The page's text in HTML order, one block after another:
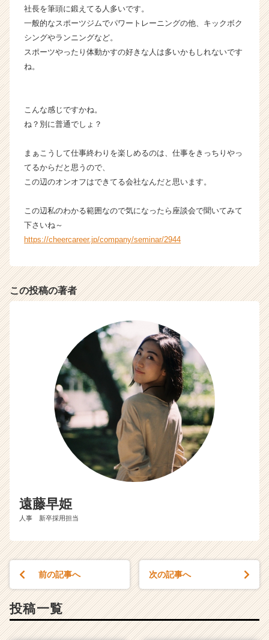
社長を筆頭に鍛えてる人多いです。
一般的なスポーツジムでパワートレーニングの他、キックボク
シングやランニングなど。
スポーツやったり体動かすの好きな人は多いかもしれないです
ね。
こんな感じですかね。
ね？別に普通でしょ？
まぁこうして仕事終わりを楽しめるのは、仕事をきっちりやっ
てるからだと思うので、
この辺のオンオフはできてる会社なんだと思います。
この辺私のわかる範囲なので気になったら座談会で聞いてみて
下さいね～
https://cheercareer.jp/company/seminar/2944
この投稿の著者
遠藤早姫
人事 新卒採用担当
前の記事へ 次の記事へ
投稿一覧